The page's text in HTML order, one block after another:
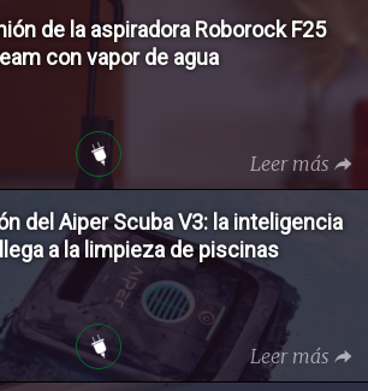
de la aspiradora Roborock F25
con vapor de agua
Leer más
del Aiper Scuba V3: la inteligencia
a la limpieza de piscinas
Leer más